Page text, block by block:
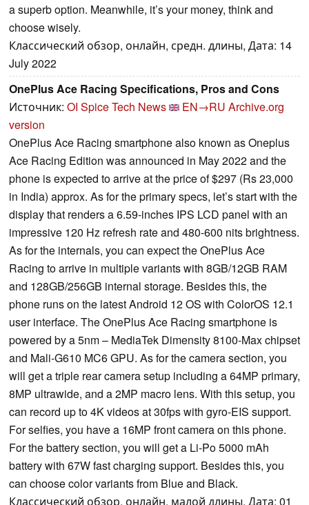
a superb option. Meanwhile, it’s your money, think and
choose wisely.
Классический обзор, онлайн, средн. длины, Дата: 14
July 2022
OnePlus Ace Racing Specifications, Pros and Cons
Источник: OI Spice Tech News EN→RU Archive.org
version
OnePlus Ace Racing smartphone also known as Oneplus
Ace Racing Edition was announced in May 2022 and the
phone is expected to arrive at the price of $297 (Rs 23,000
in India) approx. As for the primary specs, let’s start with the
display that renders a 6.59-inches IPS LCD panel with an
impressive 120 Hz refresh rate and 480-600 nits brightness.
As for the internals, you can expect the OnePlus Ace
Racing to arrive in multiple variants with 8GB/12GB RAM
and 128GB/256GB internal storage. Besides this, the
phone runs on the latest Android 12 OS with ColorOS 12.1
user interface. The OnePlus Ace Racing smartphone is
powered by a 5nm – MediaTek Dimensity 8100-Max chipset
and Mali-G610 MC6 GPU. As for the camera section, you
will get a triple rear camera setup including a 64MP primary,
8MP ultrawide, and a 2MP macro lens. With this setup, you
can record up to 4K videos at 30fps with gyro-EIS support.
For selfies, you have a 16MP front camera on this phone.
For the battery section, you will get a Li-Po 5000 mAh
battery with 67W fast charging support. Besides this, you
can choose color variants from Blue and Black.
Классический обзор, онлайн, малой длины, Дата: 01